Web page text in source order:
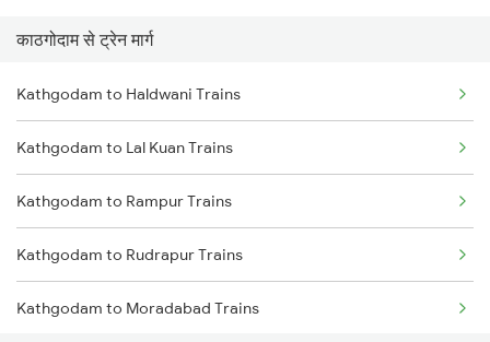
Mumbai to Pune Trains
Delhi to Jammu Trains
Mumbai to Delhi Trains
Mumbai to Goa Trains
Chennai to Coimbatore Trains
काठगोदाम से ट्रेन मार्ग
Kathgodam to Haldwani Trains
Kathgodam to Lal Kuan Trains
Kathgodam to Rampur Trains
Kathgodam to Rudrapur Trains
Kathgodam to Moradabad Trains